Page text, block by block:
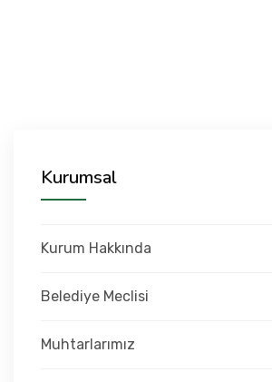
Kurumsal
Kurum Hakkında
Belediye Meclisi
Muhtarlarımız